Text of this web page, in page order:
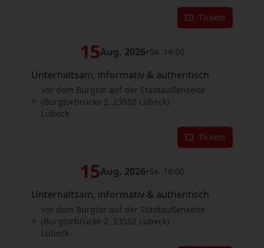
Tickets
15Aug. 2026•Sa. 14:00
Unterhaltsam, informativ & authentisch
vor dem Burgtor auf der Stadtaußenseite
(Burgtorbrücke 2, 23552 Lübeck)
Lübeck
Tickets
15Aug. 2026•Sa. 16:00
Unterhaltsam, informativ & authentisch
vor dem Burgtor auf der Stadtaußenseite
(Burgtorbrücke 2, 23552 Lübeck)
Lübeck